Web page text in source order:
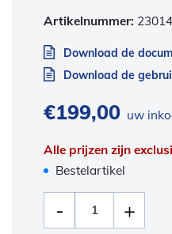
Artikelnummer:
Download de
Download de
€199,00 uw
Alle prijzen zijn
Bestelartikel